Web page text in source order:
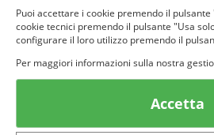
Puoi accettare i cookie premendo il
cookie tecnici premendo il pulsante "Usa
configurare il loro utilizzo premendo il
Per maggiori informazioni sulla nostra
Accetta